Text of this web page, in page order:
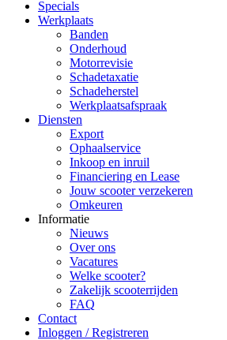
Specials
Werkplaats
Banden
Onderhoud
Motorrevisie
Schadetaxatie
Schadeherstel
Werkplaatsafspraak
Diensten
Export
Ophaalservice
Inkoop en inruil
Financiering en Lease
Jouw scooter verzekeren
Omkeuren
Informatie
Nieuws
Over ons
Vacatures
Welke scooter?
Zakelijk scooterrijden
FAQ
Contact
Inloggen / Registreren